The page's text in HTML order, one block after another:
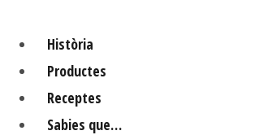
Història
Productes
Receptes
Sabies que…